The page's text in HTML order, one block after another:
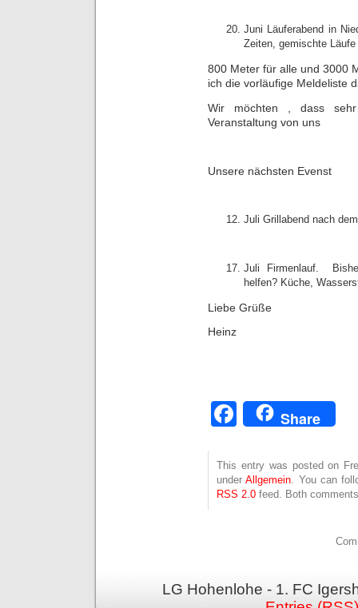
Juni Läuferabend in
Zeiten, gemischte Läufe
800 Meter für alle und 3000
ich die vorläufige Meldeliste
Wir möchten , dass
Veranstaltung von uns
Unsere nächsten Evenst
Juli Grillabend nach
Juli Firmenlauf.
helfen? Küche,
Liebe Grüße
Heinz
Facebook
Share
This entry was posted on
underAllgemein . You can
RSS 2.0 feed. Both
LG Hohenlohe - 1. FC